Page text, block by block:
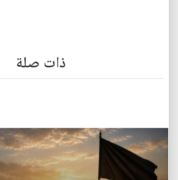
ذات صلة